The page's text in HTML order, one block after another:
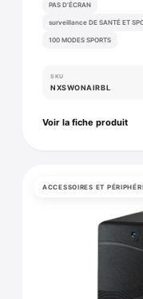
PAS D’ÉCRAN
100 MODES SPORTS
SKU
NXSWONAIRBL
Voir la fiche produit
ACCESSOIRES ET